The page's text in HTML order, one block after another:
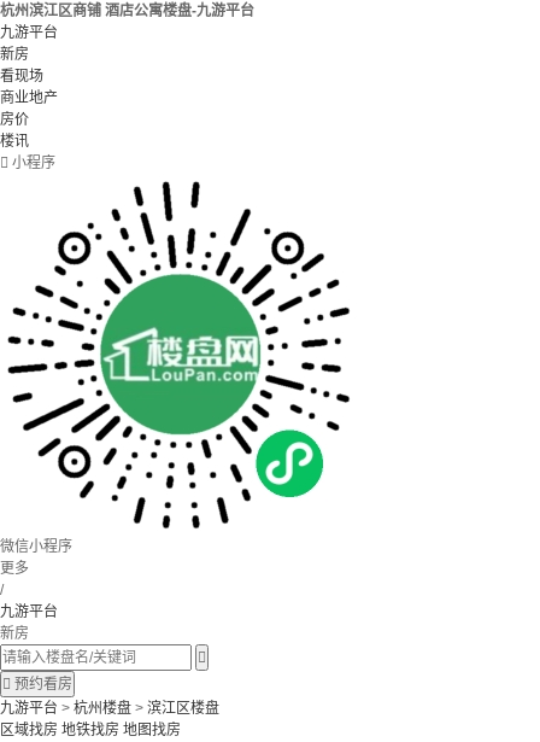
杭州滨江区商铺 酒店公寓楼盘-九游平台
九游平台
新房
看现场
商业地产
房价
楼讯
 小程序
微信小程序
更多
/
九游平台
新房

 预约看房
九游平台 > 杭州楼盘 > 滨江区楼盘
区域找房 地铁找房 地图找房